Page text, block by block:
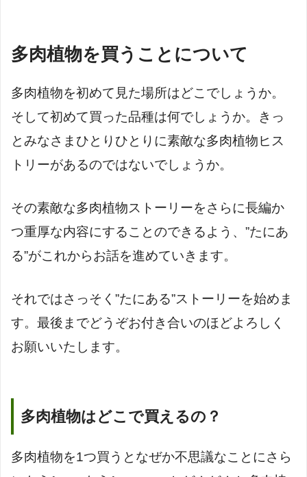
多肉植物を買うことについて
多肉植物を初めて見た場所はどこでしょうか。
そして初めて買った品種は何でしょうか。きっ
とみなさまひとりひとりに素敵な多肉植物ヒス
トリーがあるのではないでしょうか。
その素敵な多肉植物ストーリーをさらに長編か
つ重厚な内容にすることのできるよう、”たにあ
る”がこれからお話を進めていきます。
それではさっそく”たにある”ストーリーを始めま
す。最後までどうぞお付き合いのほどよろしく
お願いいたします。
多肉植物はどこで買えるの？
多肉植物を1つ買うとなぜか不思議なことにさら